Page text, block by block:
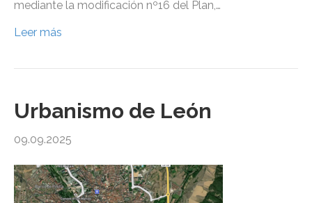
mediante la modificación nº16 del Plan,…
Leer más
Urbanismo de León
09.09.2025